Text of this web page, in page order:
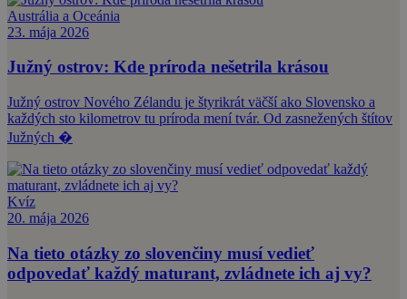
Austrália a Oceánia
23. mája 2026
Južný ostrov: Kde príroda nešetrila krásou
Južný ostrov Nového Zélandu je štyrikrát väčší ako Slovensko a
každých sto kilometrov tu príroda mení tvár. Od zasnežených štítov
Južných �
Kvíz
20. mája 2026
Na tieto otázky zo slovenčiny musí vedieť
odpovedať každý maturant, zvládnete ich aj vy?